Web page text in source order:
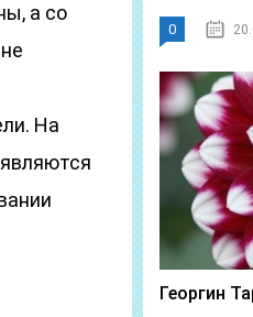
а со
На
0
Георгин